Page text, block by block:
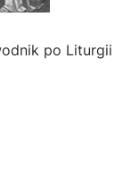
- Twój Przewodnik po Liturgii